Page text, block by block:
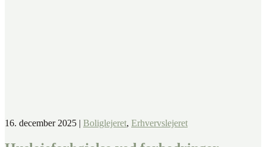
16. december 2025 | Boliglejeret, Erhvervslejeret